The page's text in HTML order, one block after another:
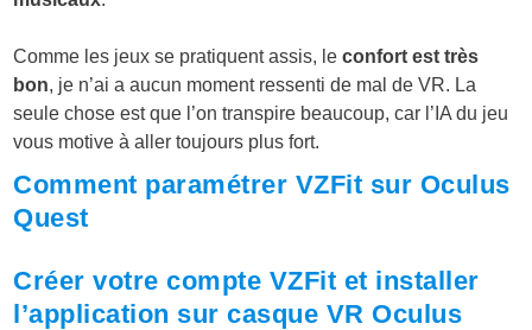
Comme les jeux se pratiquent assis, le confort est très
bon, je n’ai a aucun moment ressenti de mal de VR. La
seule chose est que l’on transpire beaucoup, car l’IA du jeu
vous motive à aller toujours plus fort.
Comment paramétrer VZFit sur Oculus
Quest
Créer votre compte VZFit et installer
l’application sur casque VR Oculus